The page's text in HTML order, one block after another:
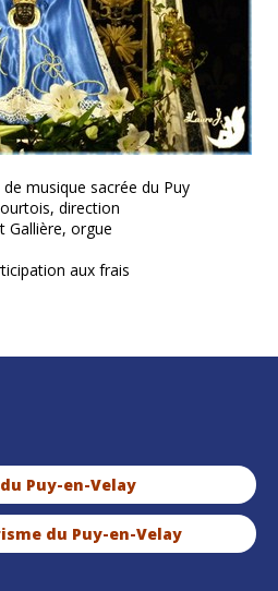
musique sacrée du Puy
direction
Gallière, orgue
aux frais
Puy-en-Velay
du Puy-en-Velay